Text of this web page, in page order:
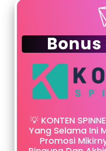
💡 KONTEN
Yang Selama Ini
Promosi